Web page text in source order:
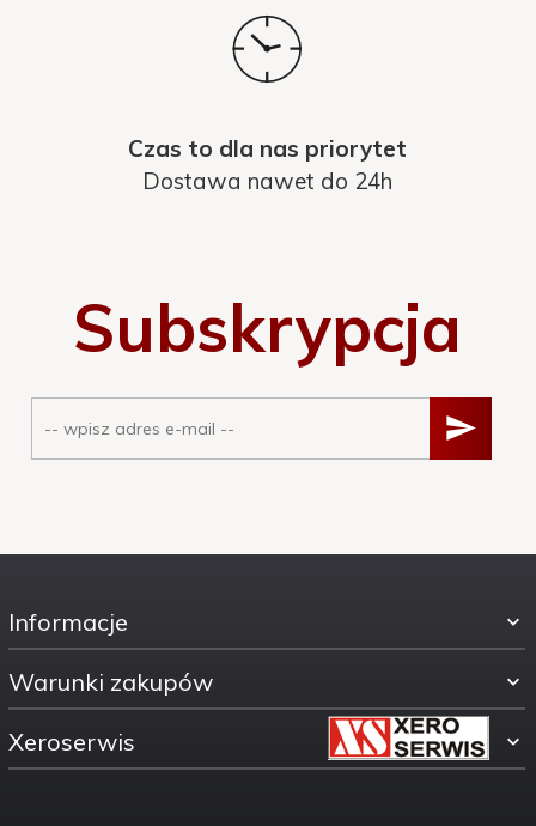
Czas to dla nas priorytet
Dostawa nawet do 24h
Subskrypcja
Informacje
Warunki zakupów
Xeroserwis